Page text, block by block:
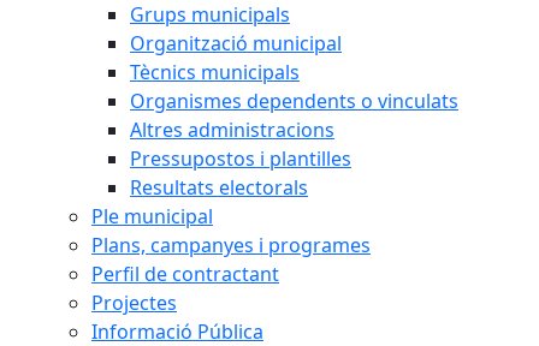
Grups municipals
Organització municipal
Tècnics municipals
Organismes dependents o vinculats
Altres administracions
Pressupostos i plantilles
Resultats electorals
Ple municipal
Plans, campanyes i programes
Perfil de contractant
Projectes
Informació Pública